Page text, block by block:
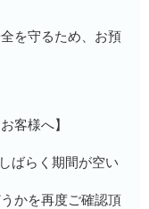
を守るため、お預
客様へ】
ばらく期間が空い
かを再度ご確認頂